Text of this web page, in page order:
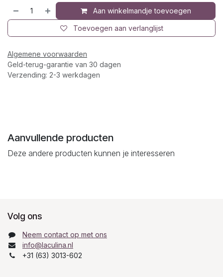
Aan winkelmandje toevoegen
Toevoegen aan verlanglijst
Algemene voorwaarden
Geld-terug-garantie van 30 dagen
Verzending: 2-3 werkdagen
Aanvullende producten
Deze andere producten kunnen je interesseren
Volg ons
Neem contact op met ons
info@laculina.nl
+31 (63) 3013-602